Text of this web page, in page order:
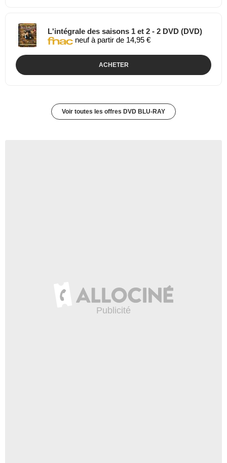
L'intégrale des saisons 1 et 2 - 2 DVD (DVD)
neuf à partir de 14,95 €
ACHETER
Voir toutes les offres DVD BLU-RAY